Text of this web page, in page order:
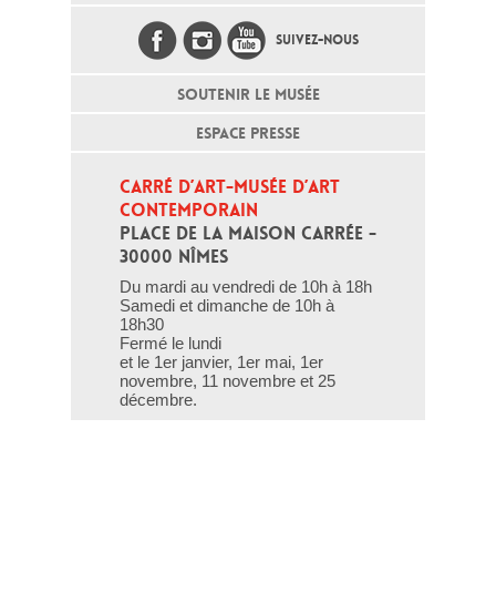
SUIVEZ-NOUS
SOUTENIR LE MUSÉE
ESPACE PRESSE
CARRÉ D’ART-MUSÉE D’ART
CONTEMPORAIN
PLACE DE LA MAISON CARRÉE -
30000 NÎMES
Du mardi au vendredi de 10h à 18h
Samedi et dimanche de 10h à
18h30
Fermé le lundi
et le 1er janvier, 1er mai, 1er
novembre, 11 novembre et 25
décembre.